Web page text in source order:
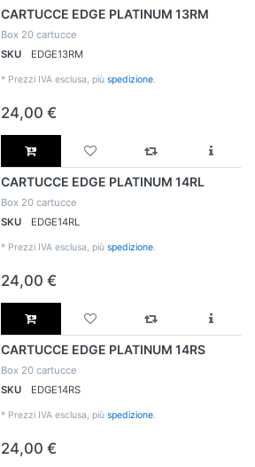
CARTUCCE EDGE PLATINUM 13RM
Box 20 cartucce
SKU
EDGE13RM
* Prezzi IVA esclusa, più spedizione.
24,00 €
CARTUCCE EDGE PLATINUM 14RL
Box 20 cartucce
SKU
EDGE14RL
* Prezzi IVA esclusa, più spedizione.
24,00 €
CARTUCCE EDGE PLATINUM 14RS
Box 20 cartucce
SKU
EDGE14RS
* Prezzi IVA esclusa, più spedizione.
24,00 €